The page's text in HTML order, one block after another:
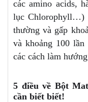
các amino acids,
lục Chlorophyll…)
thường và gấp
và khoảng 100
các cách làm
5 điều về Bột
cần biết biết!